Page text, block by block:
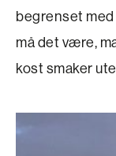
begrenset
må det være,
kost smaker